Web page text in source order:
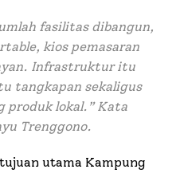
fasilitas dibangun,
kios pemasaran
Infrastruktur itu
tangkapan sekaligus
produk lokal.”Kata
Trenggono.
utama Kampung